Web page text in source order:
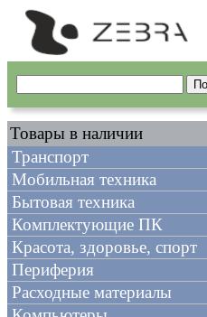
Товары в наличии
Транспорт
Мобильная техника
Бытовая техника
Комплектующие ПК
Красота, здоровье, спорт
Периферия
Расходные материалы